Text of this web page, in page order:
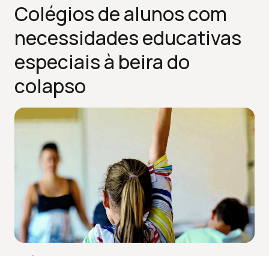
Colégios de alunos com
necessidades educativas
especiais à beira do
colapso